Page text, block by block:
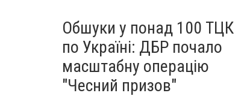
Обшуки у понад 100 ТЦК
по Україні: ДБР почало
масштабну операцію
"Чесний призов"